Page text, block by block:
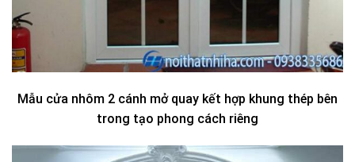
Mẫu cửa nhôm 2 cánh mở quay kết hợp khung thép bên
trong tạo phong cách riêng